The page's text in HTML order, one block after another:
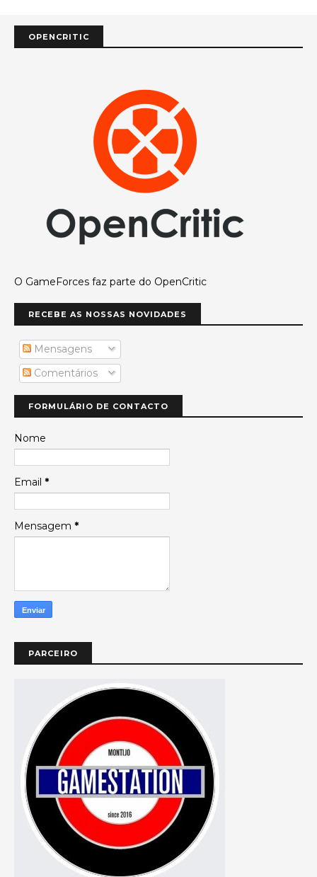
OPENCRITIC
O GameForces faz parte do OpenCritic
RECEBE AS NOSSAS NOVIDADES
Mensagens
Comentários
FORMULÁRIO DE CONTACTO
Nome
Email *
Mensagem *
PARCEIRO